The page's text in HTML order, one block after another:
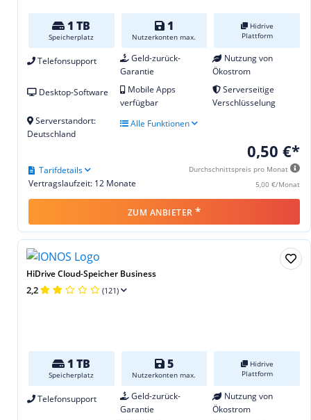
1 TB
Speicherplatz
1
Nutzerkonten max.
Hidrive
Plattform
Telefonsupport
Geld-zurück-
Garantie
Nutzung von
Ökostrom
Desktop-Software
Mobile Apps
verfügbar
Serverseitige
Verschlüsselung
Serverstandort:
Deutschland
Alle Funktionen
0,50 €*
Durchschnittspreis pro Monat
5,00 €/Monat
Vertragslaufzeit: 12 Monate
Tarifdetails
ZUM ANBIETER *
HiDrive Cloud-Speicher Business
2,2 (121)
1 TB
Speicherplatz
5
Nutzerkonten max.
Hidrive
Plattform
Telefonsupport
Geld-zurück-
Garantie
Nutzung von
Ökostrom